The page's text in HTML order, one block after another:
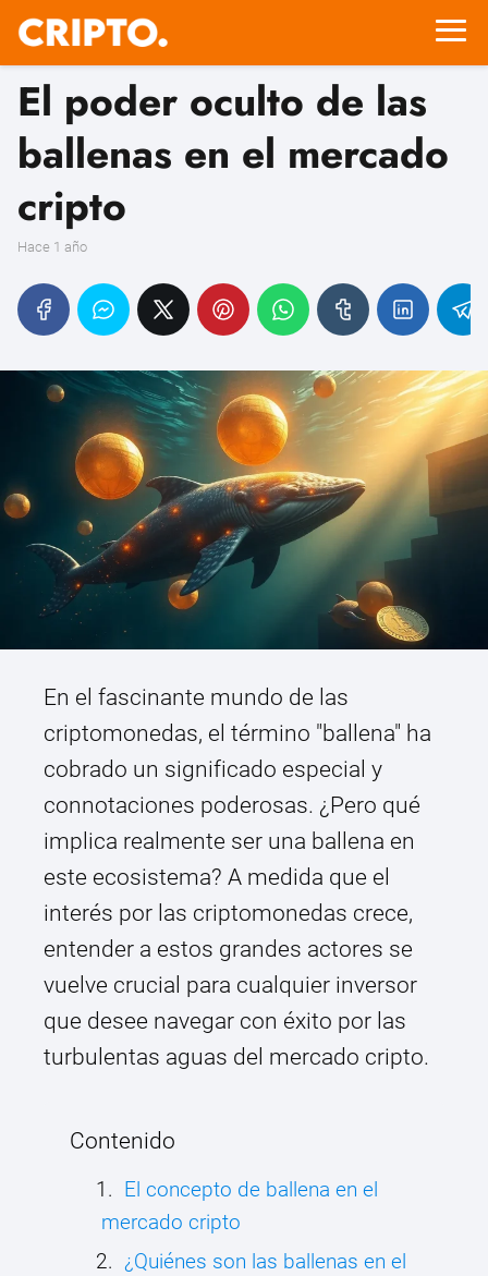
El poder oculto de las
ballenas en el mercado
cripto
hace 1 año
En el fascinante mundo de las
criptomonedas, el término "ballena" ha
cobrado un significado especial y
connotaciones poderosas. ¿Pero qué
implica realmente ser una ballena en
este ecosistema? A medida que el
interés por las criptomonedas crece,
entender a estos grandes actores se
vuelve crucial para cualquier inversor
que desee navegar con éxito por las
turbulentas aguas del mercado cripto.
Contenido
El concepto de ballena en el
mercado cripto
¿Quiénes son las ballenas en el